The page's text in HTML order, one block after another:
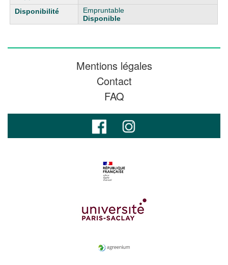
Empruntable
Disponible
Mentions légales
Contact
FAQ